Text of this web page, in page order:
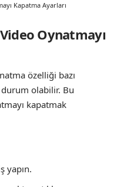
Kapatma Ayarları
Oynatmayı
özelliği bazı
olabilir. Bu
kapatmak
yapın.